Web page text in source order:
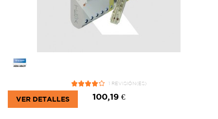
1 REVISIÓN(ES)
100,19 €
VER DETALLES